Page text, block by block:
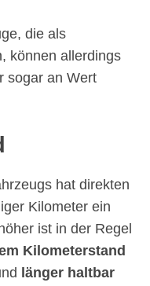
die als
können allerdings
sogar an Wert
hat direkten
Kilometer ein
ist in der Regel
Kilometerstand
länger haltbar